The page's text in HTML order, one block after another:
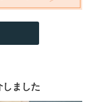
しました